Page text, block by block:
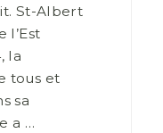
St-Albert
l’Est
la
tous et
sa
a …